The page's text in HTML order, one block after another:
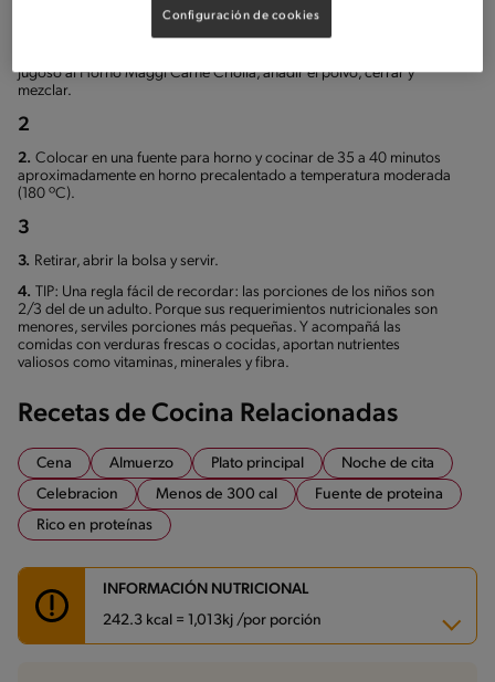
Colocar la tira de asado, los morrones cortados en trozos, la
Jugoso al Horno Maggi Carne Criolla, añadir el polvo, cerrar y
mezclar.
2
2. Colocar en una fuente para horno y cocinar de 35 a 40 minutos
aproximadamente en horno precalentado a temperatura moderada
(180 ºC).
3
3. Retirar, abrir la bolsa y servir.
4. TIP: Una regla fácil de recordar: las porciones de los niños son
2/3 del de un adulto. Porque sus requerimientos nutricionales son
menores, serviles porciones más pequeñas. Y acompañá las
comidas con verduras frescas o cocidas, aportan nutrientes
valiosos como vitaminas, minerales y fibra.
Recetas de Cocina Relacionadas
Cena Almuerzo Plato principal
Noche de cita
Celebracion
Menos de 300 cal
Fuente de proteina
Rico en proteínas
INFORMACIÓN NUTRICIONAL
242.3 kcal = 1,013kj /por porción
Configuración de cookies